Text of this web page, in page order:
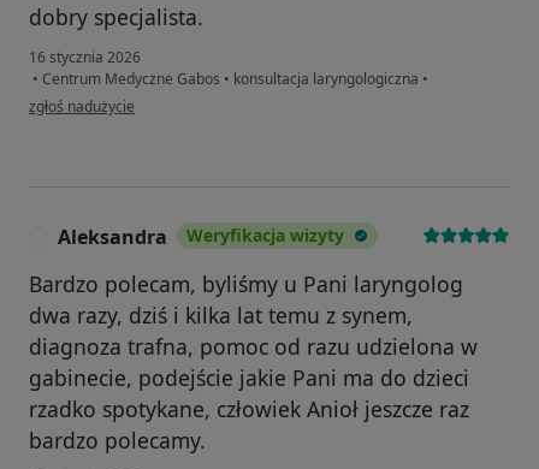
dobry specjalista.
16 stycznia 2026
• Centrum Medyczne Gabos • konsultacja laryngologiczna •
w opinii użytkownika Piotr
zgłoś nadużycie
Aleksandra Weryfikacja wizyty
Bardzo polecam, byliśmy u Pani laryngolog
dwa razy, dziś i kilka lat temu z synem,
diagnoza trafna, pomoc od razu udzielona w
gabinecie, podejście jakie Pani ma do dzieci
rzadko spotykane, człowiek Anioł jeszcze raz
bardzo polecamy.